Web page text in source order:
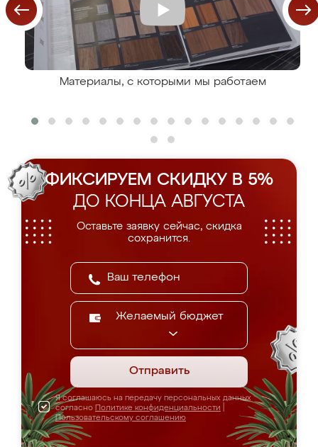
Материалы, с которыми мы работаем
ФИКСИРУЕМ СКИДКУ В 5%
ДО КОНЦА АВГУСТА
Оставьте заявку сейчас, скидка
сохранится.
Желаемый бюджет
Отправить
Я соглашаюсь на передачу персональных данных
согласно Политике конфиденциальности
Пользовательскому соглашению